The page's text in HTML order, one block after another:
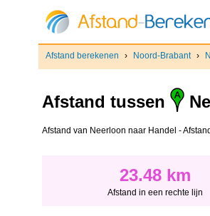
Afstand berekenen › Noord-Brabant ›
Afstand tussen
Afstand van Neerloon naar Handel -
23.48 km
Afstand in een rechte lijn